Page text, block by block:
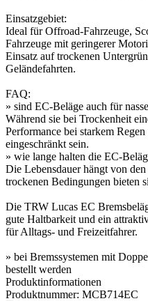
Einsatzgebiet:
Ideal für Offroad-Fahrzeuge,
Fahrzeuge mit geringerer
Einsatz auf trockenen
Geländefahrten.
FAQ:
» sind EC-Beläge auch für
Während sie bei Trockenheit
Performance bei starkem
eingeschränkt sein.
» wie lange halten die EC-
Die Lebensdauer hängt von
trockenen Bedingungen bieten
Die TRW Lucas EC
gute Haltbarkeit und ein
für Alltags- und Freizeitfahrer.
» bei Bremssystemen mit
bestellt werden
Produktinformationen
Produktnummer: MCB714EC